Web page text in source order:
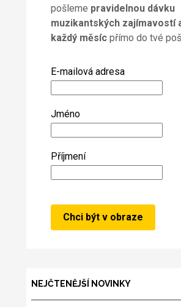
pošleme pravidelnou dávku
muzikantských zajímavostí
každý měsícpřímo do tvé
E-mailová adresa
Jméno
Příjmení
NEJČTENĚJŠÍ NOVINKY